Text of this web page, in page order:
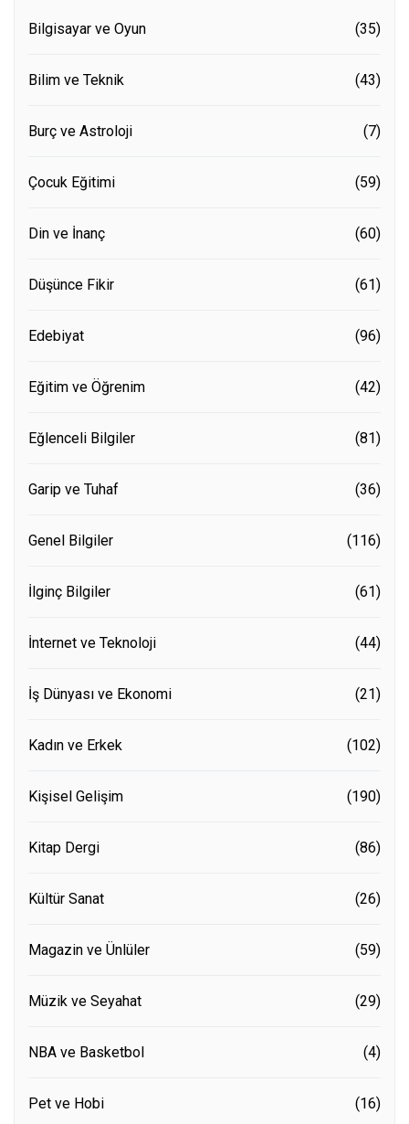
Bilgisayar ve Oyun (35)
Bilim ve Teknik (43)
Burç ve Astroloji (7)
Çocuk Eğitimi (59)
Din ve İnanç (60)
Düşünce Fikir (61)
Edebiyat (96)
Eğitim ve Öğrenim (42)
Eğlenceli Bilgiler (81)
Garip ve Tuhaf (36)
Genel Bilgiler (116)
İlginç Bilgiler (61)
İnternet ve Teknoloji (44)
İş Dünyası ve Ekonomi (21)
Kadın ve Erkek (102)
Kişisel Gelişim (190)
Kitap Dergi (86)
Kültür Sanat (26)
Magazin ve Ünlüler (59)
Müzik ve Seyahat (29)
NBA ve Basketbol (4)
Pet ve Hobi (16)